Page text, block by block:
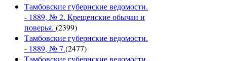
Тамбовские губернские ведомости.
- 1889, № 2. Крещенские обычаи и
поверья. (2399)
Тамбовские губернские ведомости.
- 1889, № 7.(2477)